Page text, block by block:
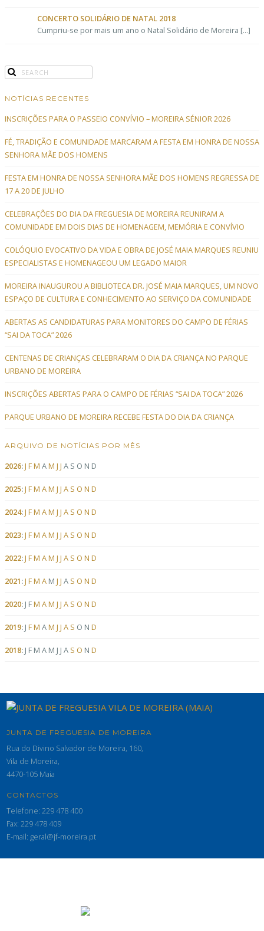
CONCERTO SOLIDÁRIO DE NATAL 2018
Cumpriu-se por mais um ano o Natal Solidário de Moreira [...]
NOTÍCIAS RECENTES
INSCRIÇÕES PARA O PASSEIO CONVÍVIO – MOREIRA SÉNIOR 2026
FÉ, TRADIÇÃO E COMUNIDADE MARCARAM A FESTA EM HONRA DE NOSSA
SENHORA MÃE DOS HOMENS
FESTA EM HONRA DE NOSSA SENHORA MÃE DOS HOMENS REGRESSA DE
17 A 20 DE JULHO
CELEBRAÇÕES DO DIA DA FREGUESIA DE MOREIRA REUNIRAM A
COMUNIDADE EM DOIS DIAS DE HOMENAGEM, MEMÓRIA E CONVÍVIO
COLÓQUIO EVOCATIVO DA VIDA E OBRA DE JOSÉ MAIA MARQUES REUNIU
ESPECIALISTAS E HOMENAGEOU UM LEGADO MAIOR
MOREIRA INAUGUROU A BIBLIOTECA DR. JOSÉ MAIA MARQUES, UM NOVO
ESPAÇO DE CULTURA E CONHECIMENTO AO SERVIÇO DA COMUNIDADE
ABERTAS AS CANDIDATURAS PARA MONITORES DO CAMPO DE FÉRIAS
“SAI DA TOCA” 2026
CENTENAS DE CRIANÇAS CELEBRARAM O DIA DA CRIANÇA NO PARQUE
URBANO DE MOREIRA
INSCRIÇÕES ABERTAS PARA O CAMPO DE FÉRIAS “SAI DA TOCA” 2026
PARQUE URBANO DE MOREIRA RECEBE FESTA DO DIA DA CRIANÇA
ARQUIVO DE NOTÍCIAS POR MÊS
2026:J FM AM J J A S O N D
2025:J FM AM J J A S O N D
2024:J FM AM J J A S O N D
2023:J FM AM J J A S O N D
2022:J FM AM J J A S O N D
2021:J FM A M J J A S O N D
2020: J FM AM J J A S O N D
2019: J FM AM J J A S O N D
2018: J F M A M J J A S O N D
JUNTA DE FREGUESIA DE MOREIRA
Rua do Divino Salvador de Moreira, 160,
Vila de Moreira,
4470-105 Maia
CONTACTOS
Telefone: 229 478 400
Fax: 229 478 409
E-mail: geral@jf-moreira.pt